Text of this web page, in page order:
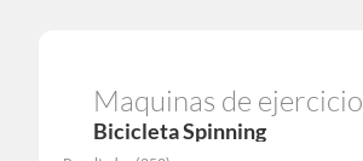
Maquinas de ejercicio
Bicicleta Spinning